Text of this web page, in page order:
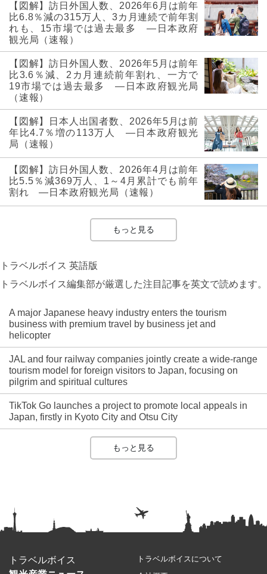
【図解】訪日外国人数、2026年6月は前年
比6.8％減の315万人、3カ月連続で前年割
れも、15市場では過去最多 ―日本政府
観光局（速報）
【図解】訪日外国人数、2026年5月は前年
比3.6％減、2カ月連続前年割れ、一方で
19市場では過去最多 ―日本政府観光局
（速報）
【図解】日本人出国者数、2026年5月は前
年比4.7％増の113万人 ―日本政府観光
局（速報）
【図解】訪日外国人数、2026年4月は前年
比5.5％減369万人、1～4月累計でも前年
割れ ―日本政府観光局（速報）
もっと見る
トラベルボイス 英語版
トラベルボイス編集部が厳選した注目記事を英文で読めます。
A major Japanese heavy industry enters the tourism
business with premium travel by business jet and
helicopter
JAL and four railway companies jointly create a wide-range
tourism model for foreign visitors to Japan, focusing on
pilgrim and spiritual cultures
TikTok Go launches a project to promote local appeals in
Japan, firstly in Kyoto City and Otsu City
もっと見る
トラベルボイス
トラベルボイスについて